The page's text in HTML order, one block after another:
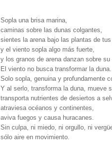
Sopla una brisa marina,
caminas sobre las dunas colgantes,
sientes la arena bajo las plantas de tus
y el viento sopla algo más fuerte,
y los granos de arena danzan sobre su
El viento no busca transformar la duna.
Solo sopla, genuina y profundamente
Y al serlo, transforma la duna, mueve
transporta nutrientes de desiertos a
atraviesa océanos y continentes,
aviva fuegos y causa huracanes.
Sin culpa, ni miedo, ni orgullo, ni
sólo aire en movimiento.